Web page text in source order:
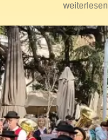
weiterlesen